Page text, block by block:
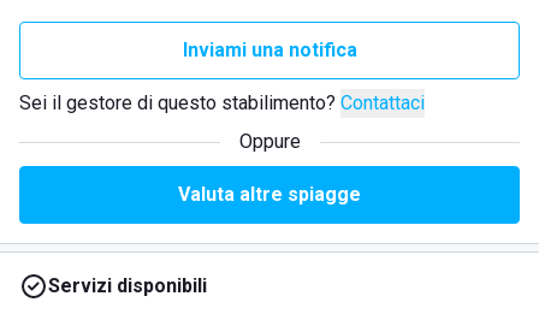
Inviami una notifica
Sei il gestore di questo stabilimento? Contattaci
Oppure
Valuta altre spiagge
Servizi disponibili